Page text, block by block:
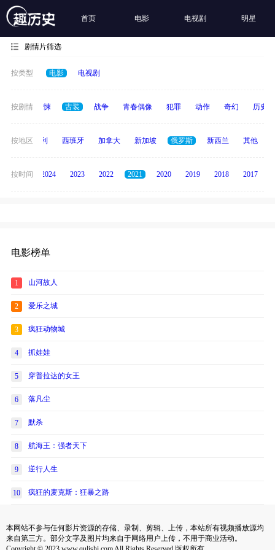
首页 电影 电视剧 明星
剧情片筛选
按类型 电影 电视剧
按剧情
动画 惊悚 古装 战争 青春偶像 犯罪 动作 奇幻 历史
按地区
度 意大利 西班牙 加拿大 新加坡 俄罗斯 新西兰 其他
按时间
2025 2024 2023 2022 2021 2020 2019 2018 2017
电影榜单
1 山河故人
2 爱乐之城
3 疯狂动物城
4 抓娃娃
5 穿普拉达的女王
6 落凡尘
7 默杀
8 航海王：强者天下
9 逆行人生
10 疯狂的麦克斯：狂暴之路
本网站不参与任何影片资源的存储、录制、剪辑、上传，本站所有视频播放源均
来自第三方。部分文字及图片均来自于网络用户上传，不用于商业活动。